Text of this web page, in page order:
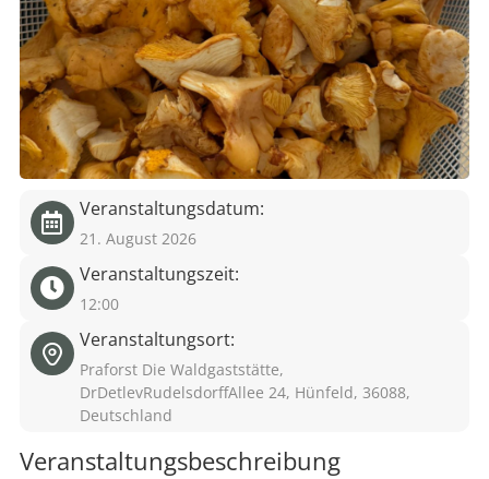
Veranstaltungsdatum:
21. August 2026
Veranstaltungszeit:
12:00
Veranstaltungsort:
Praforst Die Waldgaststätte,
DrDetlevRudelsdorffAllee 24, Hünfeld, 36088,
Deutschland
Veranstaltungsbeschreibung